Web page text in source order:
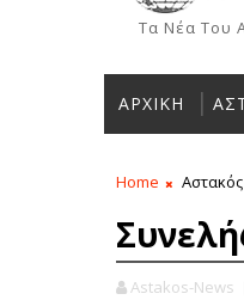
Τα Νέα Του
ΑΡΧΙΚΗ
Home Αστακός
Astakos-News